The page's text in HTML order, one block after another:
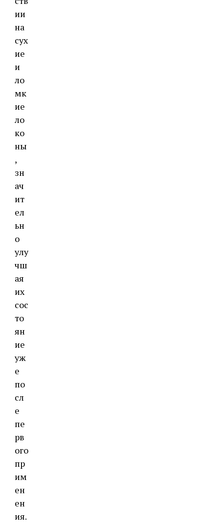
ии
на
сух
ие
и
ло
мк
ие
ло
ко
ны
,
зн
ач
ит
ел
ьн
о
улу
чш
ая
их
сос
то
ян
ие
уж
е
по
сл
е
пе
рв
ого
пр
им
ен
ен
ия.